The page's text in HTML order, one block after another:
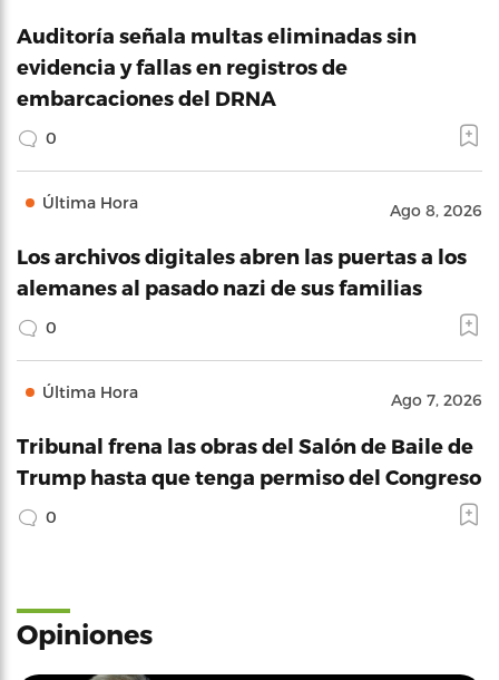
Auditoría señala multas eliminadas sin
evidencia y fallas en registros de
embarcaciones del DRNA
0
Última Hora Ago 8, 2026
Los archivos digitales abren las puertas a los
alemanes al pasado nazi de sus familias
0
Última Hora Ago 7, 2026
Tribunal frena las obras del Salón de Baile de
Trump hasta que tenga permiso del Congreso
0
Opiniones